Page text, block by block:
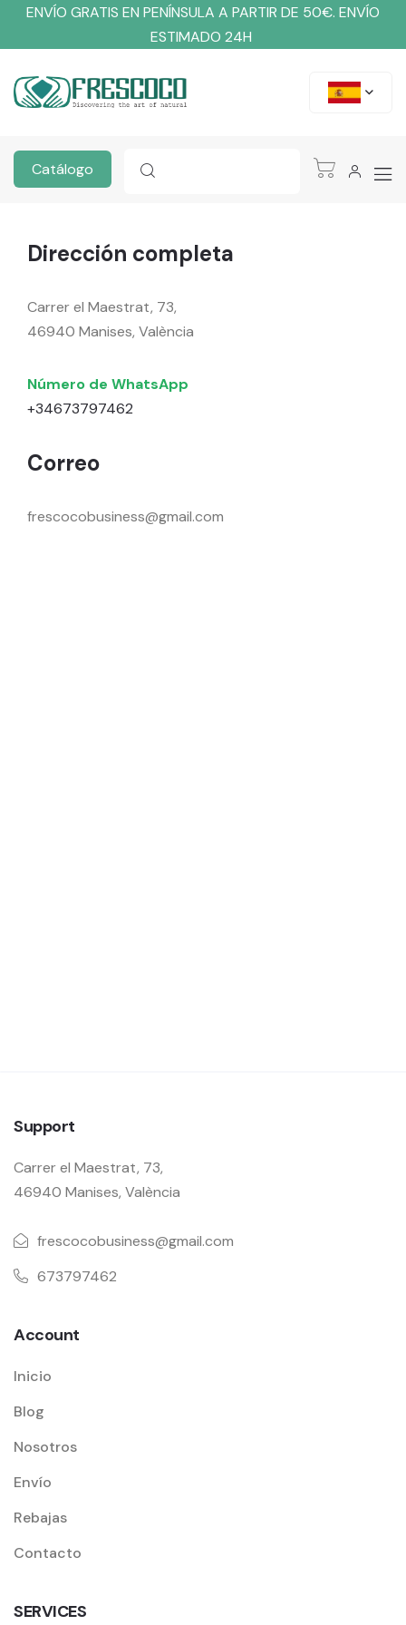
ENVÍO GRATIS EN PENÍNSULA A PARTIR DE 50€. ENVÍO
ESTIMADO 24H
Catálogo
Dirección completa
Carrer el Maestrat, 73,
46940 Manises, València
Número de WhatsApp
+34673797462
Correo
frescocobusiness@gmail.com
Support
Carrer el Maestrat, 73,
46940 Manises, València
frescocobusiness@gmail.com
673797462
Account
Inicio
Blog
Nosotros
Envío
Rebajas
Contacto
SERVICES